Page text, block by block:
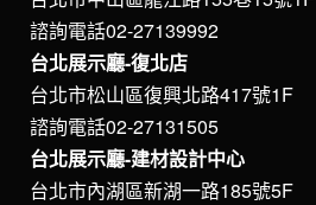
諮詢電話02-27139992
台北展示廳-復北店
台北市松山區復興北路417號1F
諮詢電話02-27131505
台北展示廳-建材設計中心
台北市內湖區新湖一路185號5F